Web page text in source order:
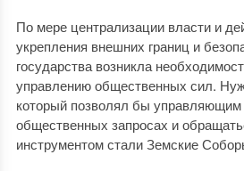
По мере централизации власти и
укрепления внешних границ и
государства возникла
управлению общественных сил.
который позволял бы управляющим
общественных запросах и
инструментом стали Земские